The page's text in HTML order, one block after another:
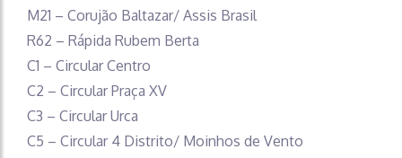
M21 – Corujão Baltazar/ Assis Brasil
R62 – Rápida Rubem Berta
C1 – Circular Centro
C2 – Circular Praça XV
C3 – Circular Urca
C5 – Circular 4 Distrito/ Moinhos de Vento